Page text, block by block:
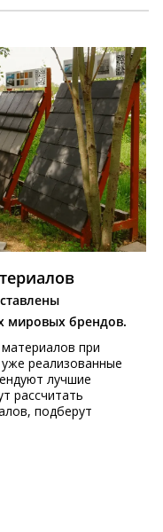
мировых брендов.
при
реализованные
лучшие
рассчитать
подберут